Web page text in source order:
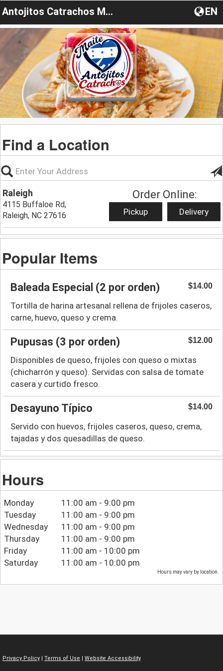
Antojitos Catrachos Maite EN
Find a Location
Raleigh
4115 Buffaloe Rd,
Raleigh, NC 27616
Order Online:
Pickup Delivery
Popular Items
Baleada Especial (2 por orden) $14.00
Tortilla de harina artesanal rellena de frijoles caseros,
carne, huevo, queso y crema.
Pupusas (3 por orden) $12.00
Disponibles de queso, frijoles con queso o mixtas
(chicharrón y queso). Servidas con salsa de tomate
casera y curtido fresco.
Desayuno Típico $14.00
Servido con huevos, frijoles caseros, queso, crema,
tajadas y dos quesadillas de queso.
Hours
Monday
11:00 am - 9:00 pm
Tuesday
11:00 am - 9:00 pm
Wednesday
11:00 am - 9:00 pm
Thursday
11:00 am - 9:00 pm
Friday
11:00 am - 10:00 pm
Saturday
11:00 am - 10:00 pm
Hours may vary by location.
Privacy Policy | Terms of Use | Website Accessibility